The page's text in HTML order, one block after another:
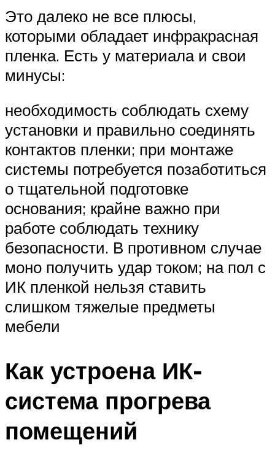
Это далеко не все плюсы,
которыми обладает инфракрасная
пленка. Есть у материала и свои
минусы:
необходимость соблюдать схему
установки и правильно соединять
контактов пленки; при монтаже
системы потребуется позаботиться
о тщательной подготовке
основания; крайне важно при
работе соблюдать технику
безопасности. В противном случае
моно получить удар током; на пол с
ИК пленкой нельзя ставить
слишком тяжелые предметы
мебели
Как устроена ИК-
система прогрева
помещений